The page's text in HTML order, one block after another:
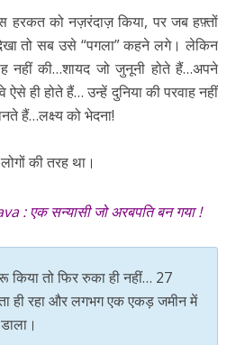
को नज़रंदाज़ किया, पर जब हफ़्तों
तो सब उसे “पगला” कहने लगे। लेकिन
नहीं की…शायद जो जुनूनी होते हैं…अपने
ही होते हैं… उन्हें दुनिया की परवाह नहीं
हैं…लक्ष्य को भेदना!
की तरह था।
: एक सन्यासी जो अरबपति बन गया !
किया तो फिर रुका ही नहीं… 27
ही रहा और लगभग एक एकड़ जमीन में